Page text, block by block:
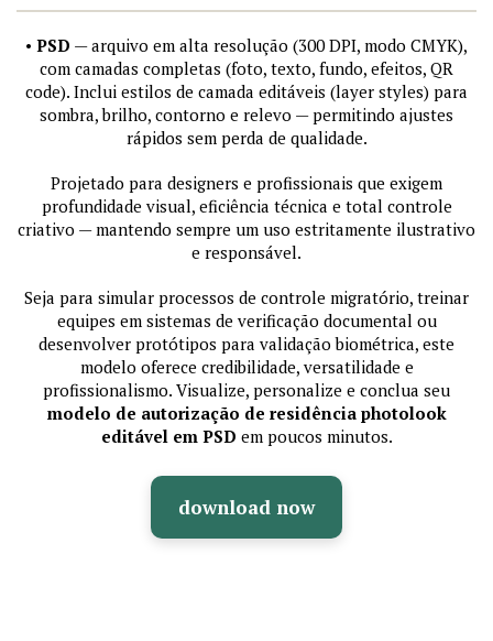
• PSD — arquivo em alta resolução (300 DPI, modo CMYK),
com camadas completas (foto, texto, fundo, efeitos, QR
code). Inclui estilos de camada editáveis (layer styles) para
sombra, brilho, contorno e relevo — permitindo ajustes
rápidos sem perda de qualidade.
Projetado para designers e profissionais que exigem
profundidade visual, eficiência técnica e total controle
criativo — mantendo sempre um uso estritamente ilustrativo
e responsável.
Seja para simular processos de controle migratório, treinar
equipes em sistemas de verificação documental ou
desenvolver protótipos para validação biométrica, este
modelo oferece credibilidade, versatilidade e
profissionalismo. Visualize, personalize e conclua seu
modelo de autorização de residência photolook
editável em PSD em poucos minutos.
download now